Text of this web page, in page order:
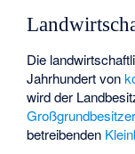
Die
Jahrhundert von
wird der
Großgrundbesitzer
betreibenden